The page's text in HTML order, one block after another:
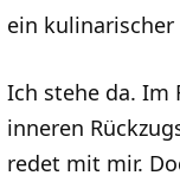
ein
Ich stehe da. Im
inneren
redet mit mir.